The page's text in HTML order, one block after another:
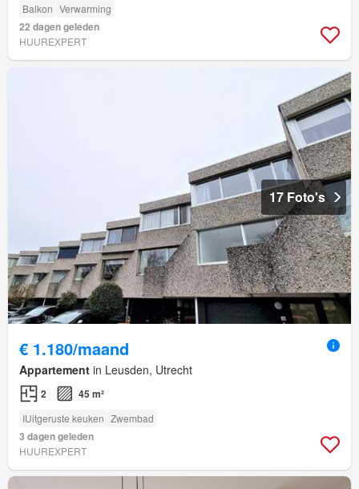
Balkon Verwarming
22 dagen geleden
HUUREXPERT
17 Foto's
€ 1.180/maand
Appartement in Leusden, Utrecht
2 45 m²
IUitgeruste keuken Zwembad
3 dagen geleden
HUUREXPERT